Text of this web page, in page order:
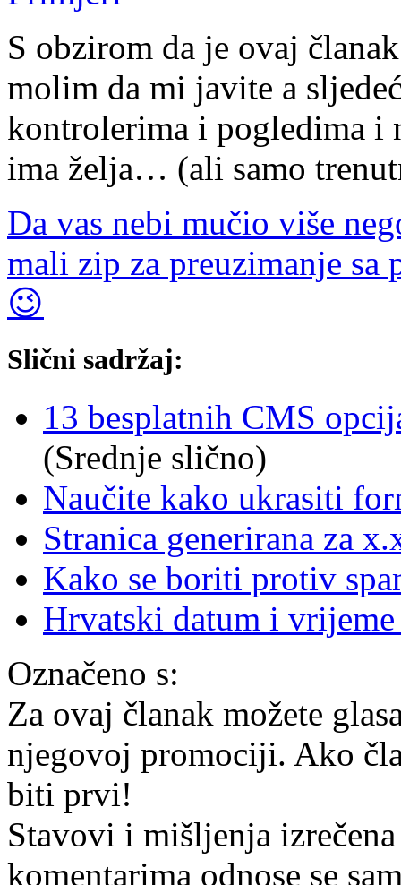
S obzirom da je ovaj
molim da mi javite a
kontrolerima i pogledima i
ima želja… (ali samo
Da vas nebi mučio više
mali zip za preuzimanje
😉
Slični sadržaj:
13 besplatnih CMS
(Srednje slično)
Naučite kako ukrasiti
Stranica generirana za
Kako se boriti protiv
Hrvatski datum i vrijeme
Označeno s:
Za ovaj članak možete
njegovoj promociji. Ako
biti prvi!
Stavovi i mišljenja
komentarima odnose se